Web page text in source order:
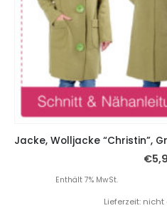
€
Enthält 7% MwSt.
Lieferzeit: